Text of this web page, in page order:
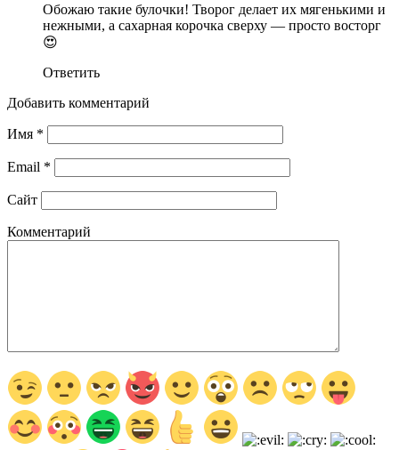
Обожаю такие булочки! Творог делает их мягенькими и
нежными, а сахарная корочка сверху — просто восторг
😍
Ответить
Добавить комментарий
Имя *
Email *
Сайт
Комментарий